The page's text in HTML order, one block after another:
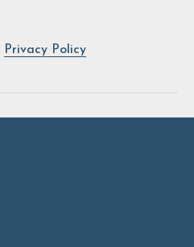
Privacy Policy